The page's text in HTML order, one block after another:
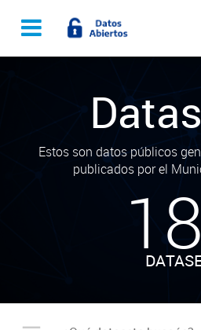
Estos son datos públicos
publicados por el